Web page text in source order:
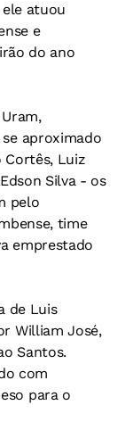
atuou
e
do ano
aproximado
Cortês, Luiz
Silva - os
pelo
time
emprestado
de Luis
William José,
Santos.
com
para o